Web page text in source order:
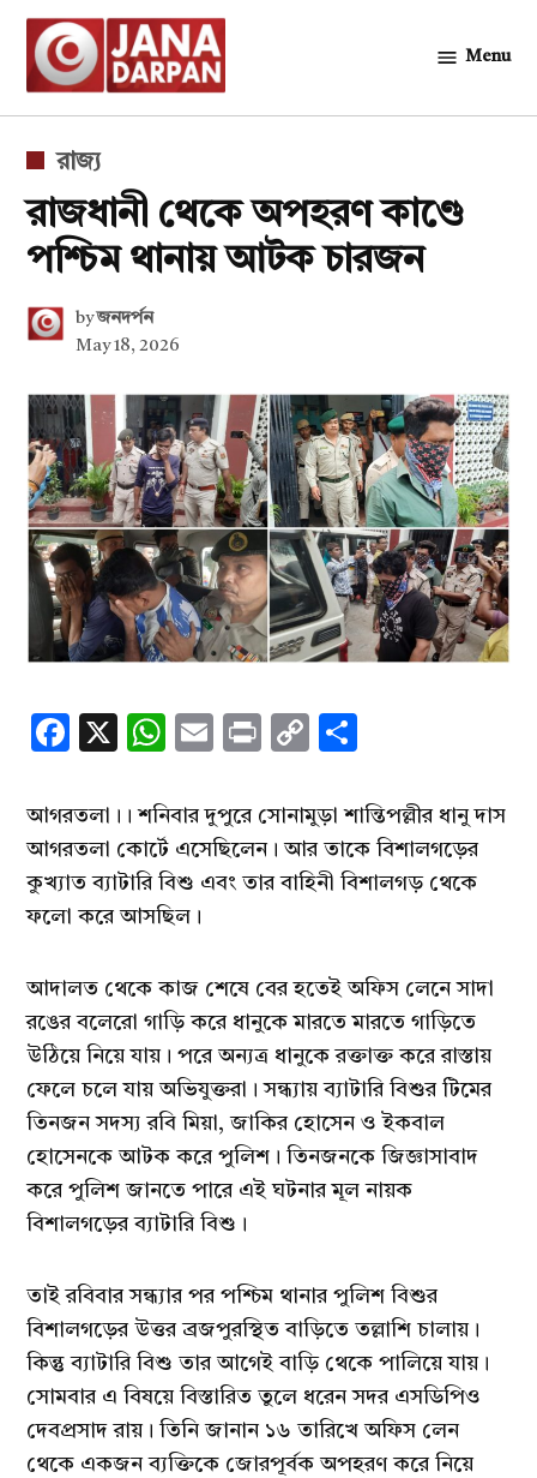
Skip
content
Menu
POSTED
রাজ্য
রাজধানী থেকে অপহরণ কাণ্ডে
পশ্চিম থানায় আটক চারজন
by জনদর্পন
May 18, 2026
Facebook
X WhatsApp
EmailPrintCopy
আগরতলা।। শনিবার দুপুরে সোনামুড়া শান্তিপল্লীর ধানু দাস
আগরতলা কোর্টে এসেছিলেন। আর তাকে বিশালগড়ের
কুখ্যাত ব্যাটারি বিশু এবং তার বাহিনী বিশালগড় থেকে
ফলো করে আসছিল।
আদালত থেকে কাজ শেষে বের হতেই অফিস লেনে সাদা
রঙের বলেরো গাড়ি করে ধানুকে মারতে মারতে গাড়িতে
উঠিয়ে নিয়ে যায়। পরে অন্যত্র ধানুকে রক্তাক্ত করে রাস্তায়
ফেলে চলে যায় অভিযুক্তরা। সন্ধ্যায় ব্যাটারি বিশুর টিমের
তিনজন সদস্য রবি মিয়া, জাকির হোসেন ও ইকবাল
হোসেনকে আটক করে পুলিশ। তিনজনকে জিজ্ঞাসাবাদ
করে পুলিশ জানতে পারে এই ঘটনার মূল নায়ক
বিশালগড়ের ব্যাটারি বিশু।
তাই রবিবার সন্ধ্যার পর পশ্চিম থানার পুলিশ বিশুর
বিশালগড়ের উত্তর ব্রজপুরস্থিত বাড়িতে তল্লাশি চালায়।
কিন্তু ব্যাটারি বিশু তার আগেই বাড়ি থেকে পালিয়ে যায়।
সোমবার এ বিষয়ে বিস্তারিত তুলে ধরেন সদর এসডিপিও
দেবপ্রসাদ রায়। তিনি জানান ১৬ তারিখে অফিস লেন
থেকে একজন ব্যক্তিকে জোরপূর্বক অপহরণ করে নিয়ে